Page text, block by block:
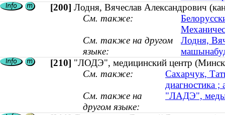
[200] Лодня, Вячеслав Александрович
См. также:
См. также на другом
языке:
Лодня,
[210] "ЛОДЭ", медицинский центр
См. также:
Сахарчук,
диагностика ;
См. также на
другом языке:
"ЛАДЭ",